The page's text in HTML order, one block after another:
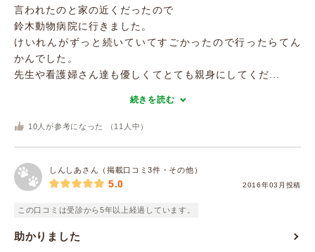
言われたのと家の近くだったので
鈴木動物病院に行きました。
けいれんがずっと続いていてすごかったので行ったらてん
かんでした。
先生や看護婦さん達も優しくてとても親身にしてくだ...
続きを読む
10 人が参考になった （ 11 人中）
しんしあさん（掲載口コミ3件・その他）
2016年03月投稿
5.0
この口コミは受診から5年以上経過しています。
助かりました